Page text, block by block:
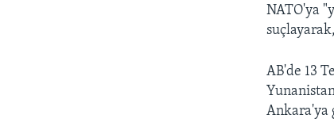
NATO'ya
AB'de 13
Ankara'ya